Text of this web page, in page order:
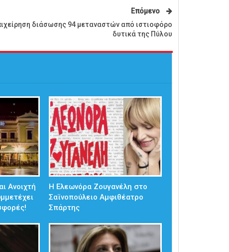
Επόμενο
διάσωσης 94 μεταναστών από ιστιοφόρο
δυτικά της Πύλου
Ανοιχτή
Η Ελεωνόρα Ζουγανέλη στο
Σαϊνοπούλειο Αμφιθέατρο
Σπάρτης